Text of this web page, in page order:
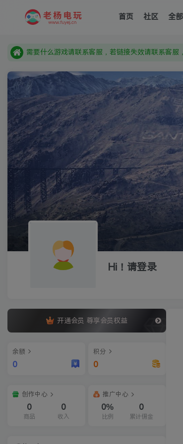
首页 社区 全
本站资源来自网络搜集，如有侵权，请联系删除
需要什么游戏请联系客服，若链接失效请联系客服
Hi！请登录
开通会员 尊享会员权益
余额
0
积分
0
创作中心
0
商品
0
收入
推广中心
0%
比例
0
累计佣金